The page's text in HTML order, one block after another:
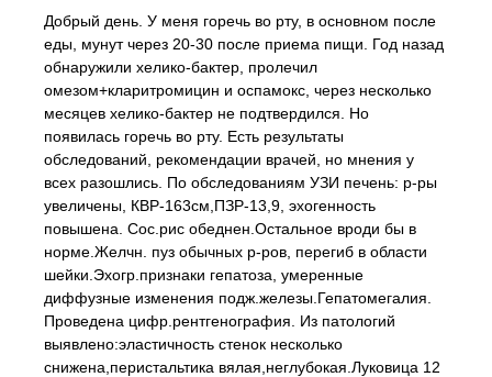
Добрый день. У меня горечь во рту, в основном после
еды, мунут через 20-30 после приема пищи. Год назад
обнаружили хелико-бактер, пролечил
омезом+кларитромицин и оспамокс, через несколько
месяцев хелико-бактер не подтвердился. Но
появилась горечь во рту. Есть результаты
обследований, рекомендации врачей, но мнения у
всех разошлись. По обследованиям УЗИ печень: р-ры
увеличены, КВР-163см,ПЗР-13,9, эхогенность
повышена. Сос.рис обеднен.Остальное вроди бы в
норме.Желчн. пуз обычных р-ров, перегиб в области
шейки.Эхогр.признаки гепатоза, умеренные
диффузные изменения подж.железы.Гепатомегалия.
Проведена цифр.рентгенография. Из патологий
выявлено:эластичность стенок несколько
снижена,перистальтика вялая,неглубокая.Луковица 12